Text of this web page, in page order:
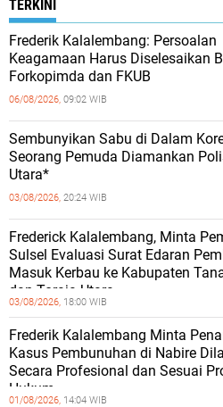
TERKINI
Frederik Kalalembang: Persoalan
Keagamaan Harus Diselesaikan
Forkopimda dan FKUB
06/08/2026, 09:02 WIB
Sembunyikan Sabu di Dalam
Seorang Pemuda Diamankan
Utara*
03/08/2026, 20:24 WIB
Frederick Kalalembang, Minta
Sulsel Evaluasi Surat Edaran
Masuk Kerbau ke Kabupaten
dan Toraja Utara
03/08/2026, 18:00 WIB
Frederik Kalalembang Minta
Kasus Pembunuhan di Nabire
Secara Profesional dan Sesuai
Hukum
01/08/2026, 14:04 WIB